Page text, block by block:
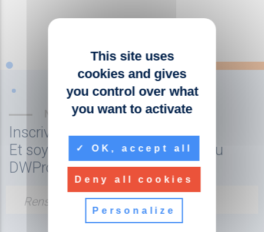
NEWSLETTER
Inscrivez-vous à la newsletter
Et soyez tenu au courant de l'actu
DWPro
Renseignez votre adresse email
This site uses
cookies and gives
you control over what
you want to activate
OK, accept all
Deny all cookies
Personalize